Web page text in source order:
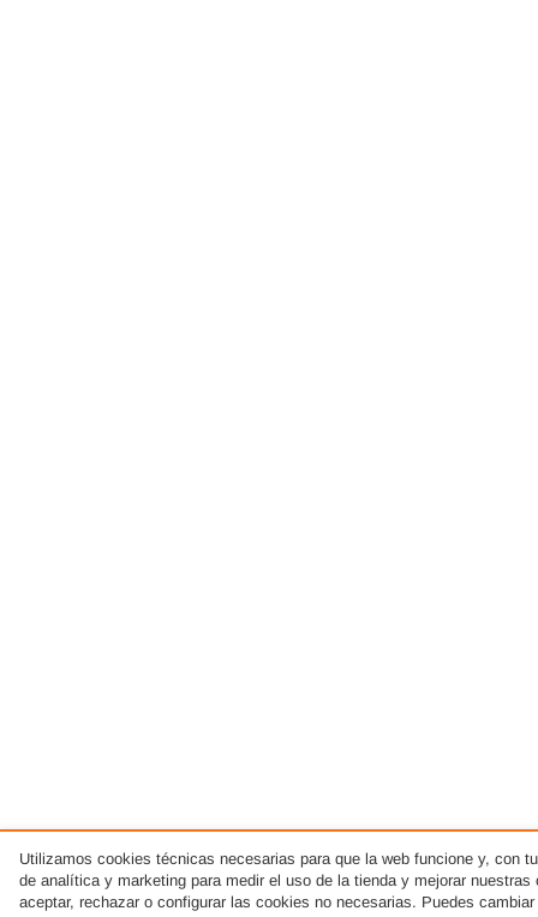
Utilizamos cookies técnicas necesarias para que la web funcione y, con
de analítica y marketing para medir el uso de la tienda y mejorar nuestras
aceptar, rechazar o configurar las cookies no necesarias. Puedes